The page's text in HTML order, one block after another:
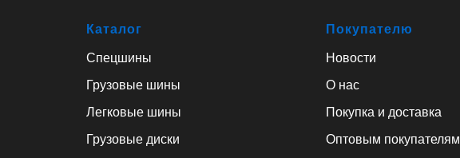
Каталог
Спецшины
Грузовые шины
Легковые шины
Грузовые диски
Покупателю
Новости
О нас
Покупка и доставка
Оптовым покупателям